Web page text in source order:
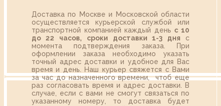
Доставка по Москве и Московской области
осуществляется курьерской службой или
транспортной компанией каждый день с 10
до 22 часов,
сроки доставки 1-3 дня с
момента подтверждения заказа. При
оформлении заказа необходимо указать
точный адрес доставки и удобное для Вас
время и день. Наш курьер свяжется с Вами
за час до назначенного времени, чтоб еще
раз согласовать время и адрес доставки. В
случае, если с вами не смогут связаться по
указанному номеру, то доставка будет